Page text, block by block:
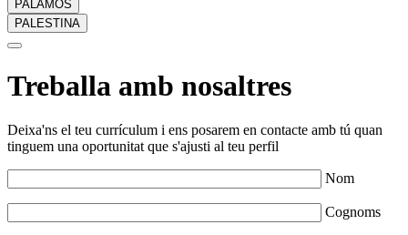
PALAMÓS
PALESTINA
Treballa amb nosaltres
Deixa'ns el teu currículum i ens posarem en contacte amb tú quan
tinguem una oportunitat que s'ajusti al teu perfil
Nom
Cognoms